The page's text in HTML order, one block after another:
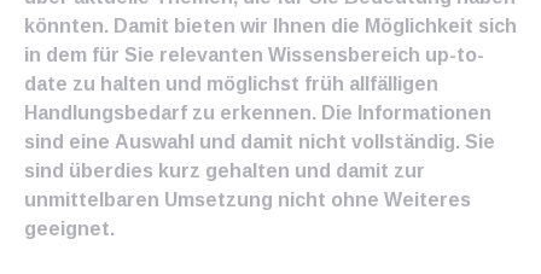
könnten. Damit bieten wir Ihnen die Möglichkeit sich
in dem für Sie relevanten Wissensbereich up-to-
date zu halten und möglichst früh allfälligen
Handlungsbedarf zu erkennen. Die Informationen
sind eine Auswahl und damit nicht vollständig. Sie
sind überdies kurz gehalten und damit zur
unmittelbaren Umsetzung nicht ohne Weiteres
geeignet.